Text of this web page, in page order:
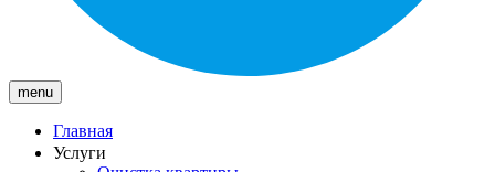
menu
Главная
Услуги